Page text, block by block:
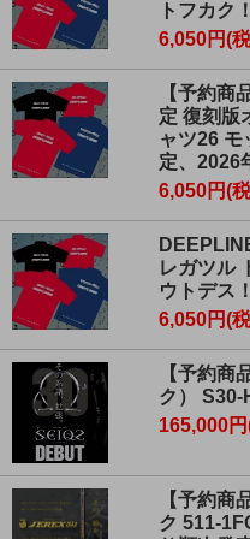
トフカク
6,050円(
【予約
定 復刻版
ャツ26
定、2026
6,050円(
レガツル
ウトデ
6,050円(
【予約
ク）
165,000
【予約
ク 511-